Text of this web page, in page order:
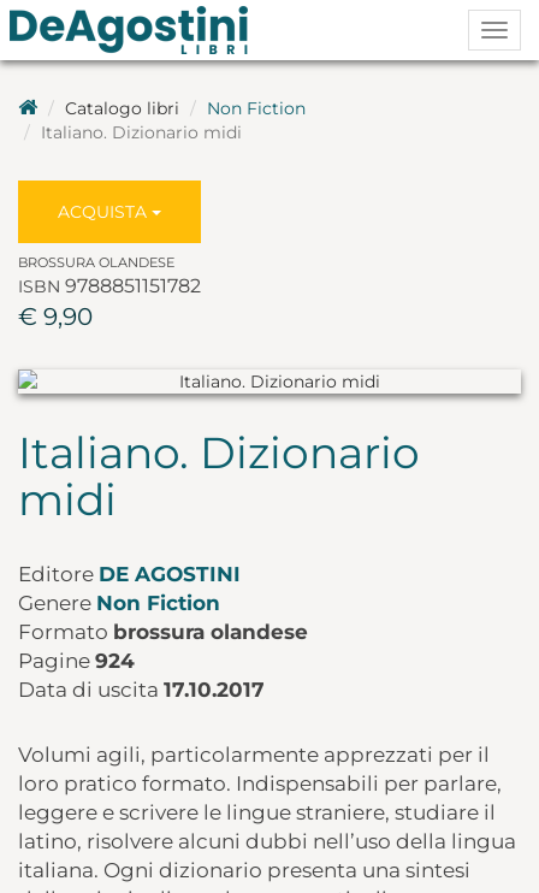
Catalogo libri
Non Fiction
Italiano. Dizionario midi
ACQUISTA
BROSSURA OLANDESE
ISBN 9788851151782
€ 9,90
Italiano. Dizionario
midi
Editore DE AGOSTINI
Genere Non Fiction
Formato brossura olandese
Pagine 924
Data di uscita 17.10.2017
Volumi agili, particolarmente apprezzati per il
loro pratico formato. Indispensabili per parlare,
leggere e scrivere le lingue straniere, studiare il
latino, risolvere alcuni dubbi nell’uso della lingua
italiana. Ogni dizionario presenta una sintesi